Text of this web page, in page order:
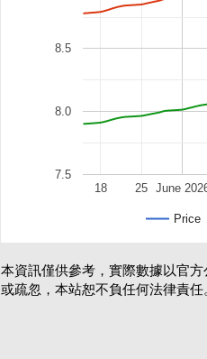
Price
June
18 25
7.5
8.0
8.5
本資訊僅供參考，實際數據以官
或疏忽，本站恕不負任何法律責任